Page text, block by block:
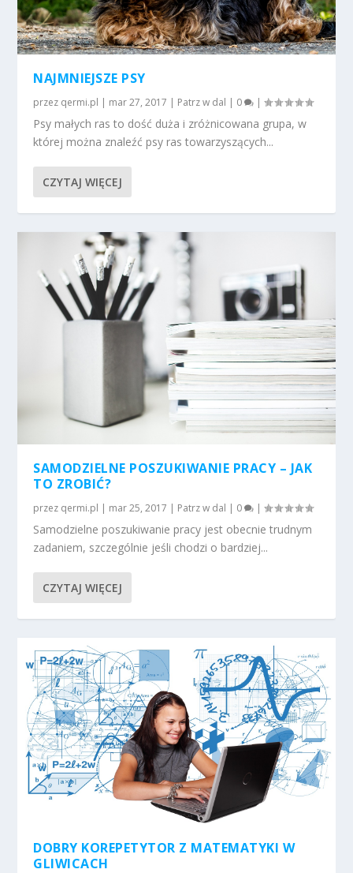
NAJMNIEJSZE PSY
przez qermi.pl | mar 27, 2017 | Patrz w dal | 0 |
Psy małych ras to dość duża i zróżnicowana grupa, w
której można znaleźć psy ras towarzyszących...
CZYTAJ WIĘCEJ
SAMODZIELNE POSZUKIWANIE PRACY – JAK
TO ZROBIĆ?
przez qermi.pl | mar 25, 2017 | Patrz w dal | 0 |
Samodzielne poszukiwanie pracy jest obecnie trudnym
zadaniem, szczególnie jeśli chodzi o bardziej...
CZYTAJ WIĘCEJ
DOBRY KOREPETYTOR Z MATEMATYKI W
GLIWICACH